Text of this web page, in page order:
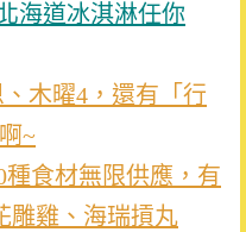
海道冰淇淋任你
木曜4，還有「行
~
食材無限供應，有
雕雞、海瑞摃丸